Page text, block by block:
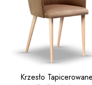
Krzesło Tapicerowane